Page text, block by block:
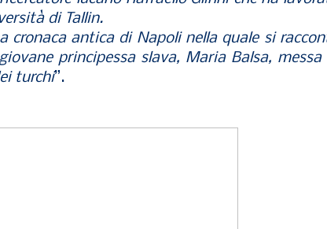
di Tallin.
cronaca antica di Napoli nella quale si
principessa slava, Maria Balsa, messa
turchi”.